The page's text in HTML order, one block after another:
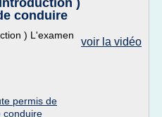
)
conduire
voir la vidéo
) L'examen
permis de
conduire